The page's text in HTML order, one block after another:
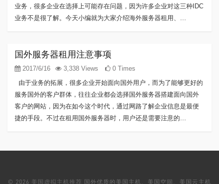
业务，很多企业在选择上可能存在问题，因为许多企业对这三种IDC
业务不是很了解。今天小编就为大家介绍海外服务器租用、…
国外服务器租用注意事项
2017/6/16 3,338 Views
0 Times
由于业务的拓展，很多企业开始面向国外用户，而为了能够更好的
服务国外的客户群体，往往企业都会选择国外服务器搭建面向国外
客户的网站，因为在如今这个时代，通过网路了解企业信息是最便
捷的手段。不过在租用国外服务器时，用户还是需要注意的…
© 2026 美国虚拟主机推荐 国外优质的美国主机、美国空间、美国云主机